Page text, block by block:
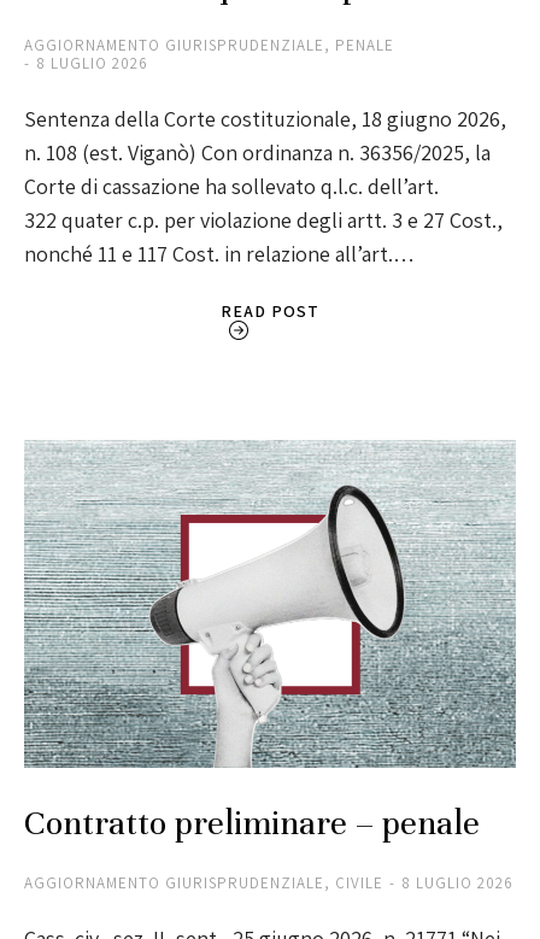
AGGIORNAMENTO GIURISPRUDENZIALE, PENALE
8 LUGLIO 2026
Sentenza della Corte costituzionale, 18 giugno 2026,
n. 108 (est. Viganò) Con ordinanza n. 36356/2025, la
Corte di cassazione ha sollevato q.l.c. dell’art.
322 quater c.p. per violazione degli artt. 3 e 27 Cost.,
nonché 11 e 117 Cost. in relazione all’art.…
READ POST
Contratto preliminare – penale
AGGIORNAMENTO GIURISPRUDENZIALE, CIVILE 8 LUGLIO 2026